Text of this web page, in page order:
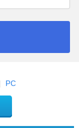
PC